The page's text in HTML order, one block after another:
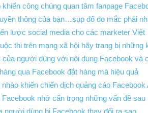
công chúng quan tâm fanpage
thông của bạn…sụp đổ do mắc phải
lược social media cho các marketer Việt
thi trên mạng xã hội hãy trang bị những
người dùng với nội dung Facebook và
qua Facebook đắt hàng mà hiệu quả
khiến chiến dịch quảng cáo Facebook
nhớ cẩn trọng những vấn đề sau
người dùng bị Facebook thay đổi ra sao